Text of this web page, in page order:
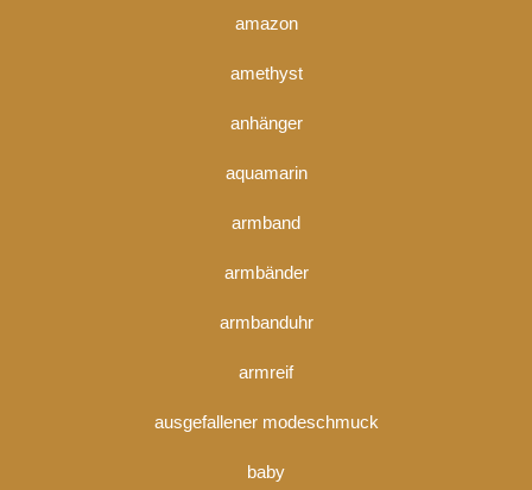
amazon
amethyst
anhänger
aquamarin
armband
armbänder
armbanduhr
armreif
ausgefallener modeschmuck
baby